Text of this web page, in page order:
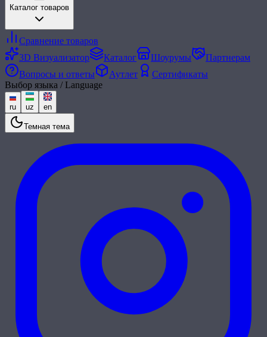
Каталог товаров
Сравнение товаров
3D Визуализатор
Каталог Шоурумы
Партнерам
Вопросы и ответы
Аутлет
Сертификаты
Выбор языка / Language
ru uz en
Темная тема